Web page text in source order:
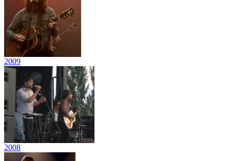
2009
2008